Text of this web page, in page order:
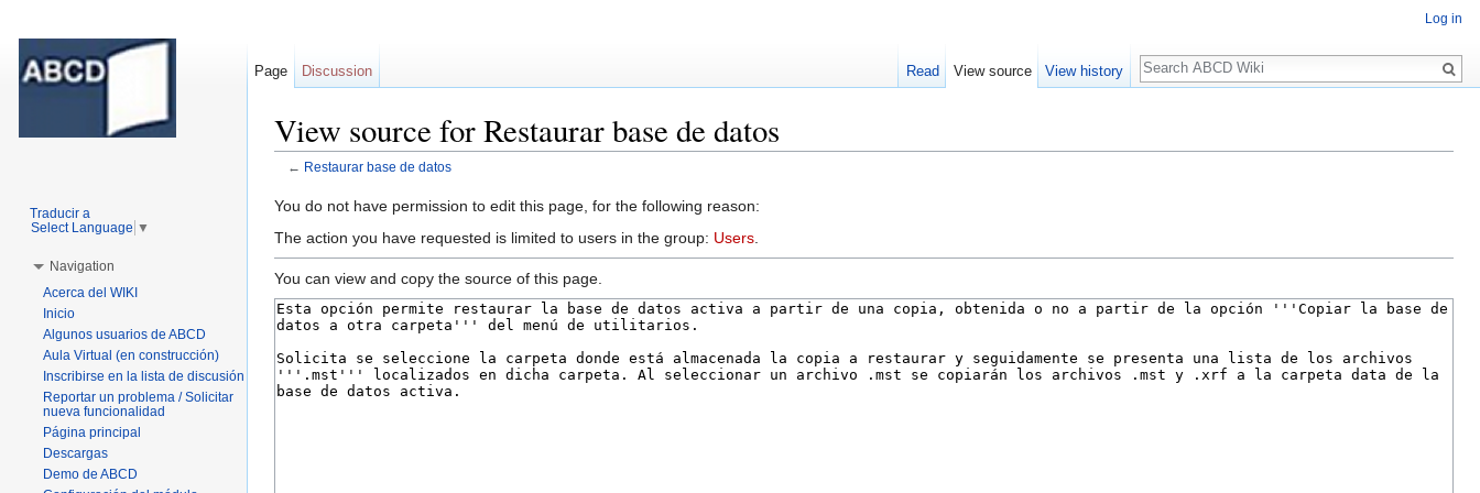
View source for Restaurar base de datos
← Restaurar base de datos
You do not have permission to edit this page, for the following reason:
The action you have requested is limited to users in the group: Users
You can view and copy the source of this page.
Log in
Page Discussion Read View source View history
Search
Traducir a
Select Language ▼
Navigation
Acerca del WIKI
Inicio
Algunos usuarios de ABCD
Aula Virtual (en construcción)
Inscribirse en la lista de discusión
Reportar un problema / Solicitar
nueva funcionalidad
Página principal
Descargas
Demo de ABCD